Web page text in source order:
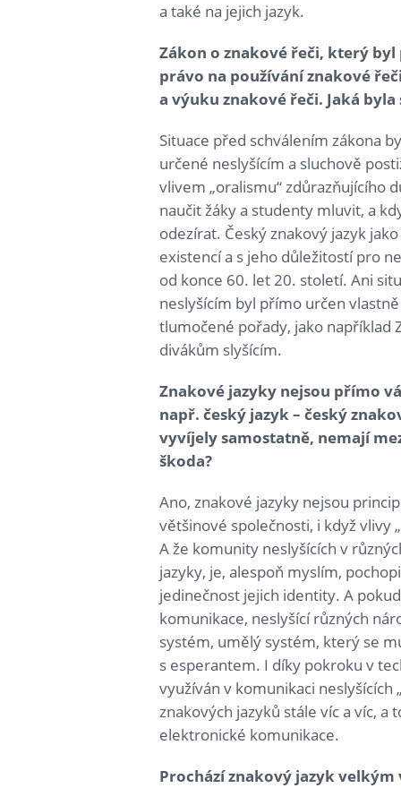
a také na jejich jazyk.
Zákon o znakové řeči, který
právo na používání znakové
a výuku znakové řeči. Jaká
Situace před schválením zákona
určené neslyšícím a sluchově
vlivem „oralismu“ zdůrazňujícího
naučit žáky a studenty mluvit, a
odezírat. Český znakový jazyk
existencí a s jeho důležitostí pro
od konce 60. let 20. století. Ani
neslyšícím byl přímo určen
tlumočené pořady, jako například
divákům slyšícím.
Znakové jazyky nejsou přímo
např. český jazyk – český
vyvíjely samostatně, nemají
škoda?
Ano, znakové jazyky nejsou
většinové společnosti, i když vlivy
A že komunity neslyšících v
jazyky, je, alespoň myslím,
jedinečnost jejich identity. A
komunikace, neslyšící různých
systém, umělý systém, který se
s esperantem. I díky pokroku v
využíván v komunikaci neslyšících
znakových jazyků stále víc a víc,
elektronické komunikace.
Prochází znakový jazyk